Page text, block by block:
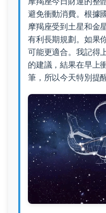
避免衝動消費。根據
摩羯座受到土星和金
有利長期規劃。如果
可能更適合。我記得
的建議，結果在早上
筆，所以今天特別提